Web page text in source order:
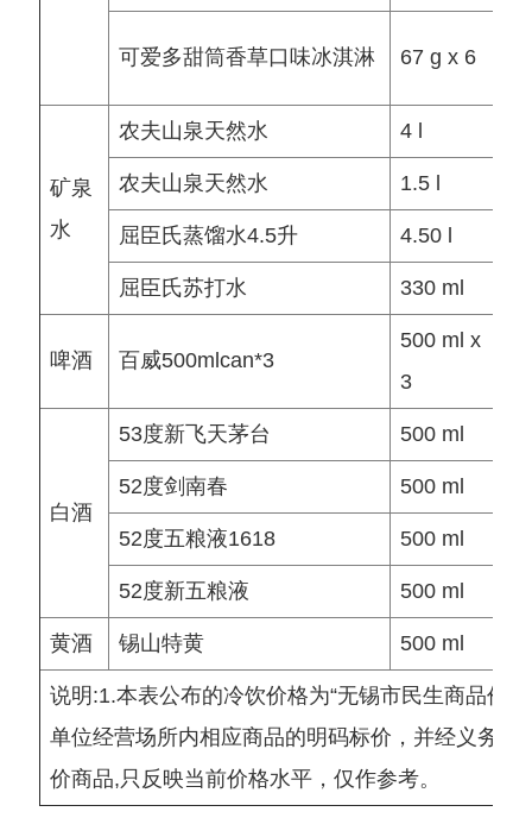
可爱多甜筒香草口味冰淇淋 67 g x 6
矿泉
水
农夫山泉天然水 4 l
农夫山泉天然水 1.5 l
屈臣氏蒸馏水4.5升 4.50 l
屈臣氏苏打水 330 ml
啤酒 百威500mlcan*3
500 ml x
3
白酒
53度新飞天茅台 500 ml
52度剑南春 500 ml
52度五粮液1618 500 ml
52度新五粮液 500 ml
黄酒 锡山特黄 500 ml
说明:1.本表公布的冷饮价格为“无锡市民生商品价
单位经营场所内相应商品的明码标价，并经义务
价商品,只反映当前价格水平，仅作参考。